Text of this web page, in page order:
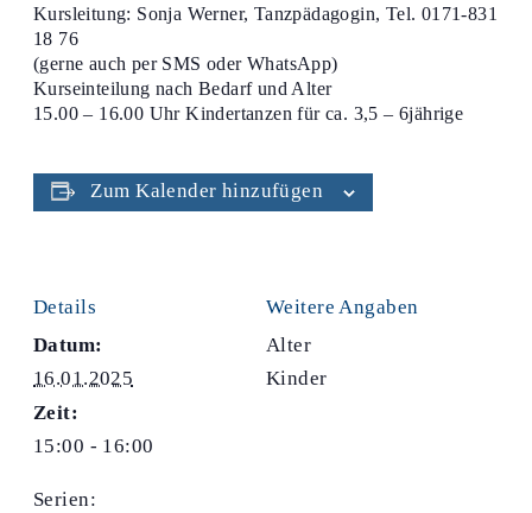
Kursleitung: Sonja Werner, Tanzpädagogin, Tel. 0171-831
18 76
(gerne auch per SMS oder WhatsApp)
Kurseinteilung nach Bedarf und Alter
15.00 – 16.00 Uhr Kindertanzen für ca. 3,5 – 6jährige
Zum Kalender hinzufügen
Details
Datum:
16.01.2025
Zeit:
15:00 - 16:00
Serien:
Weitere Angaben
Alter
Kinder